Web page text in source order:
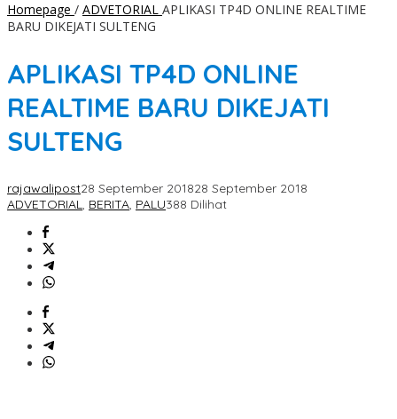
Homepage / ADVETORIAL APLIKASI TP4D ONLINE REALTIME
BARU DIKEJATI SULTENG
APLIKASI TP4D ONLINE
REALTIME BARU DIKEJATI
SULTENG
rajawalipost28 September 201828 September 2018
ADVETORIAL, BERITA, PALU388 Dilihat